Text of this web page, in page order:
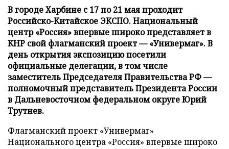
В городе Харбине с 17 по 21 мая проходит
Российско-Китайское ЭКСПО. Национальный
центр «Россия» впервые широко представляет в
КНР свой флагманский проект — «Универмаг». В
день открытия экспозицию посетили
официальные делегации, в том числе
заместитель Председателя Правительства РФ —
полномочный представитель Президента России
в Дальневосточном федеральном округе Юрий
Трутнев.
Флагманский проект «Универмаг»
Национального центра «Россия» впервые широко